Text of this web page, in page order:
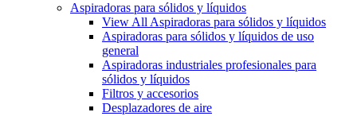
Aspiradoras para sólidos y líquidos
View All Aspiradoras para sólidos y líquidos
Aspiradoras para sólidos y líquidos de uso
general
Aspiradoras industriales profesionales para
sólidos y líquidos
Filtros y accesorios
Desplazadores de aire